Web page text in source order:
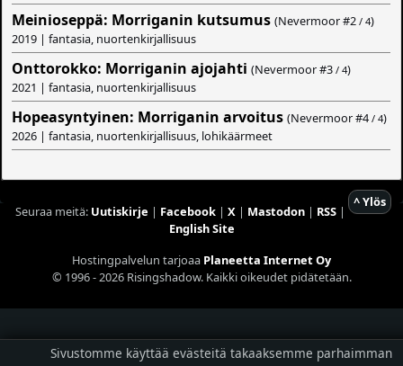
Meinioseppä: Morriganin kutsumus (Nevermoor #2 / 4)
2019 | fantasia, nuortenkirjallisuus
Onttorokko: Morriganin ajojahti (Nevermoor #3 / 4)
2021 | fantasia, nuortenkirjallisuus
Hopeasyntyinen: Morriganin arvoitus (Nevermoor #4 / 4)
2026 | fantasia, nuortenkirjallisuus, lohikäärmeet
^ Ylös
Seuraa meitä: Uutiskirje | Facebook| X| Mastodon| RSS|
English Site
Hostingpalvelun tarjoaa Planeetta Internet Oy
© 1996 - 2026 Risingshadow. Kaikki oikeudet pidätetään.
Sivustomme käyttää evästeitä takaaksemme parhaimman